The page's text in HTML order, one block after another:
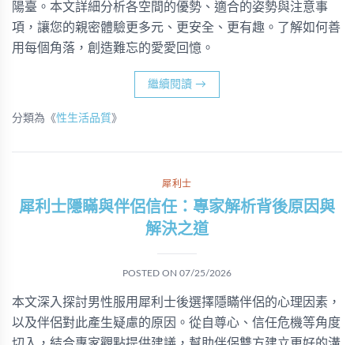
陽臺。本文詳細分析各空間的優勢、適合的姿勢與注意事
項，讓您的親密體驗更多元、更安全、更有趣。了解如何善
用每個角落，創造難忘的愛愛回憶。
繼續閱讀 →
分類為《性生活品質 》
犀利士
犀利士隱瞞與伴侶信任：專家解析背後原因與
解決之道
POSTED ON 07/25/2026
本文深入探討男性服用犀利士後選擇隱瞞伴侶的心理因素，
以及伴侶對此產生疑慮的原因。從自尊心、信任危機等角度